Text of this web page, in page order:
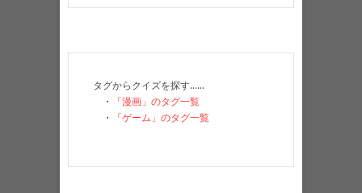
タグからクイズを探す……
・
「漫画」のタグ一覧
・
「ゲーム」のタグ一覧